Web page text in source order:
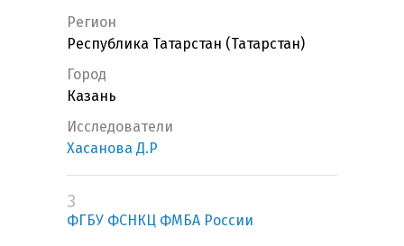
Регион
Республика Татарстан (Татарстан)
Город
Казань
Исследователи
Хасанова Д.Р
3
ФГБУ ФСНКЦ ФМБА России